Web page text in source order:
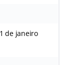
de janeiro